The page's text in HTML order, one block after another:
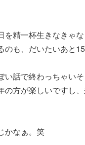
を精一杯生きなきゃな
のも、だいたいあと
い話で終わっちゃい
の方が楽しいですし
かなぁ。笑